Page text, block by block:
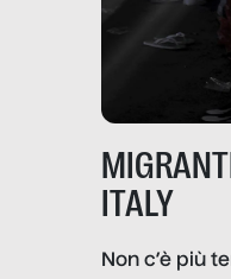
ITALY
Non c’è più